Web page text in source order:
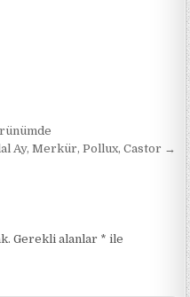
Ay, Merkür, Pollux, Castor →
Gerekli alanlar * ile